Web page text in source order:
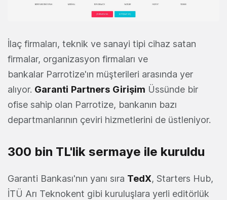
İlaç firmaları, teknik ve sanayi tipi cihaz satan
firmalar, organizasyon firmaları ve
bankalar Parrotize'ın müşterileri arasında yer
alıyor. Garanti Partners Girişim Üssünde bir
ofise sahip olan Parrotize, bankanın bazı
departmanlarının çeviri hizmetlerini de üstleniyor.
300 bin TL'lik sermaye ile kuruldu
Garanti Bankası'nın yanı sıra TedX, Starters Hub,
İTÜ Arı Teknokent gibi kuruluşlara yerli editörlük